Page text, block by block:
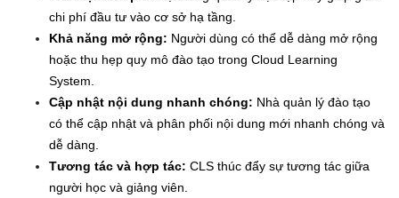
chi phí đầu tư vào cơ sở hạ tầng.
Khả năng mở rộng: Người dùng có thể dễ dàng mở rộng
hoặc thu hẹp quy mô đào tạo trong Cloud Learning
System.
Cập nhật nội dung nhanh chóng: Nhà quản lý đào tạo
có thể cập nhật và phân phối nội dung mới nhanh chóng và
dễ dàng.
Tương tác và hợp tác: CLS thúc đẩy sự tương tác giữa
người học và giảng viên.